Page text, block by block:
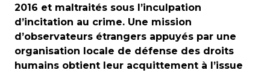
2016 et maltraités sous l’inculpation
d’incitation au crime. Une mission
d’observateurs étrangers appuyés par une
organisation locale de défense des droits
humains obtient leur acquittement à l’issue